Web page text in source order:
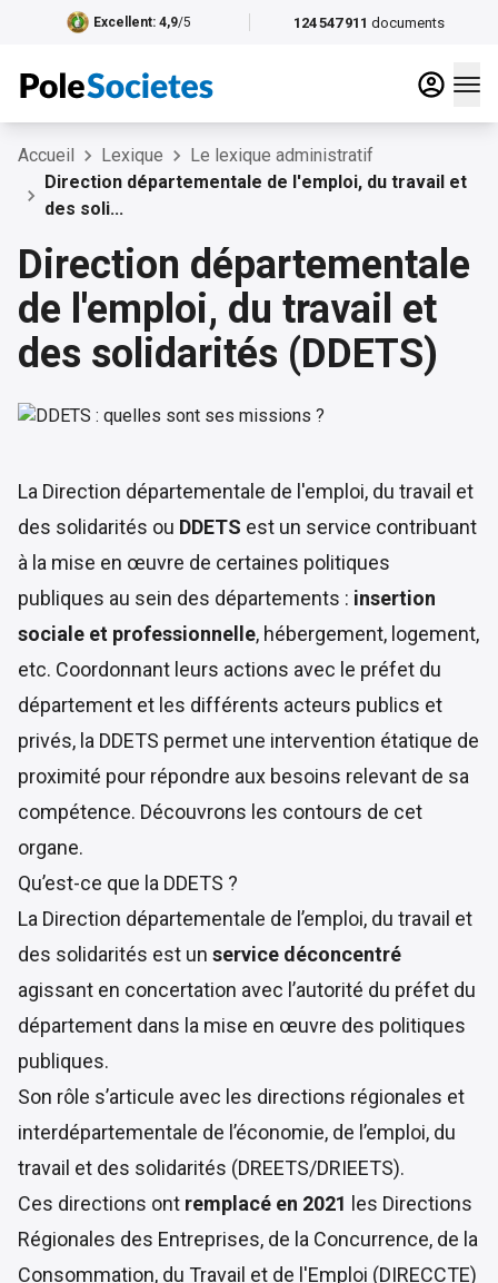
124 547 911 documents
Excellent: 4,9/5
Accueil Lexique
Le lexique administratif
Direction départementale de l'emploi, du travail et
des soli...
Direction départementale
de l'emploi, du travail et
des solidarités (DDETS)
La Direction départementale de l'emploi, du travail et
des solidarités ou DDETS est un service contribuant
à la mise en œuvre de certaines politiques
publiques au sein des départements : insertion
sociale et professionnelle, hébergement, logement,
etc. Coordonnant leurs actions avec le préfet du
département et les différents acteurs publics et
privés, la DDETS permet une intervention étatique de
proximité pour répondre aux besoins relevant de sa
compétence. Découvrons les contours de cet
organe.
Qu’est-ce que la DDETS ?
La Direction départementale de l’emploi, du travail et
des solidarités est un service déconcentré
agissant en concertation avec l’autorité du préfet du
département dans la mise en œuvre des politiques
publiques.
Son rôle s’articule avec les directions régionales et
interdépartementale de l’économie, de l’emploi, du
travail et des solidarités (DREETS/DRIEETS).
Ces directions ont remplacé en 2021 les Directions
Régionales des Entreprises, de la Concurrence, de la
Consommation, du Travail et de l'Emploi (DIRECCTE)